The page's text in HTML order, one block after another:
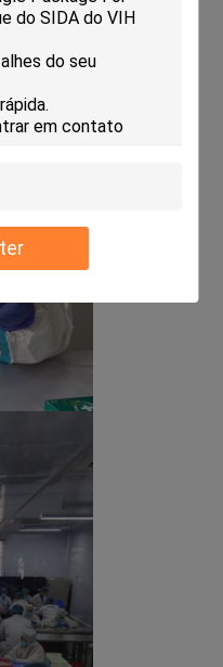
resultado da análise é
umidade e do calor.
selado até a data de